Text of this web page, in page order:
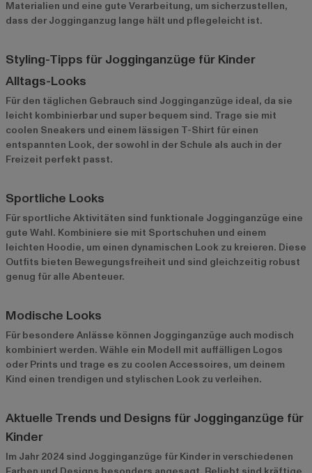
Materialien und eine gute Verarbeitung, um sicherzustellen,
dass der Jogginganzug lange hält und pflegeleicht ist.
Styling-Tipps für Jogginganzüge für Kinder
Alltags-Looks
Für den täglichen Gebrauch sind Jogginganzüge ideal, da sie
leicht kombinierbar und super bequem sind. Trage sie mit
coolen Sneakers und einem lässigen T-Shirt für einen
entspannten Look, der sowohl in der Schule als auch in der
Freizeit perfekt passt.
Sportliche Looks
Für sportliche Aktivitäten sind funktionale Jogginganzüge eine
gute Wahl. Kombiniere sie mit Sportschuhen und einem
leichten Hoodie, um einen dynamischen Look zu kreieren. Diese
Outfits bieten Bewegungsfreiheit und sind gleichzeitig robust
genug für alle Abenteuer.
Modische Looks
Für besondere Anlässe können Jogginganzüge auch modisch
kombiniert werden. Wähle ein Modell mit auffälligen Logos
oder Prints und trage es zu coolen Accessoires, um deinem
Kind einen trendigen und stylischen Look zu verleihen.
Aktuelle Trends und Designs für Jogginganzüge für
Kinder
Im Jahr 2024 sind Jogginganzüge für Kinder in verschiedenen